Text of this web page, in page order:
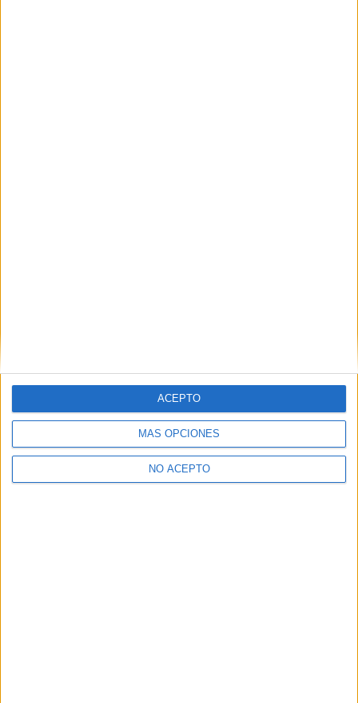
MÁS OPCIONES
NO ACEPTO
ACEPTO
Y como regalo de agradecimiento, por registrarte te daremos
gratis una copia de nuestro ebook con 100 consejos para tu
primer año de universidad